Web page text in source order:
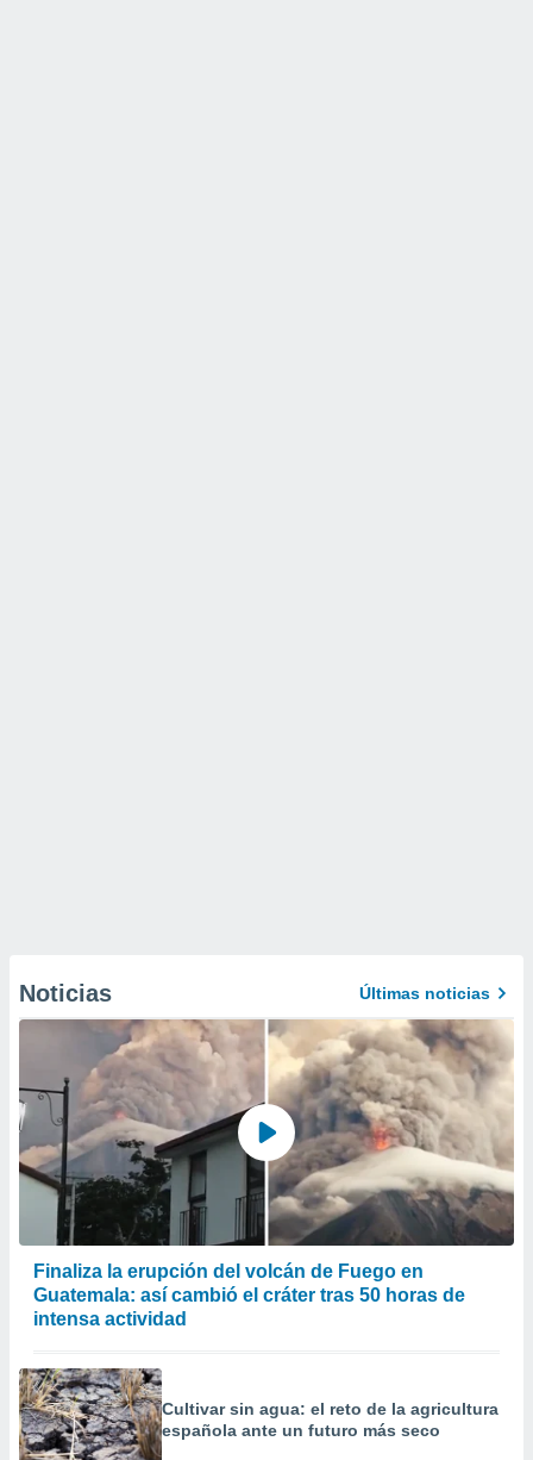
Noticias Últimas noticias
Finaliza la erupción del volcán de Fuego en
Guatemala: así cambió el cráter tras 50 horas de
intensa actividad
Cultivar sin agua: el reto de la agricultura
española ante un futuro más seco